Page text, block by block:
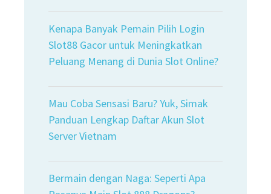
Kenapa Banyak Pemain Pilih Login
Slot88 Gacor untuk Meningkatkan
Peluang Menang di Dunia Slot Online?
Mau Coba Sensasi Baru? Yuk, Simak
Panduan Lengkap Daftar Akun Slot
Server Vietnam
Bermain dengan Naga: Seperti Apa